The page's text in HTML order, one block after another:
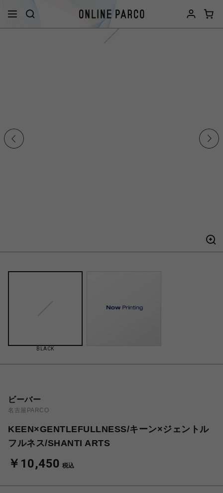
BLACK
ビーバー
名古屋PARCO
KEEN×GENTLEFULLNESS/キーン×ジェントル
フルネス/SHANTI ARTS
￥10,450 税込